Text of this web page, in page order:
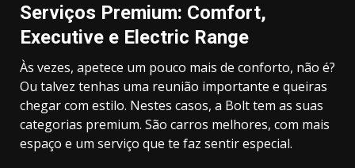
Serviços Premium: Comfort,
Executive e Electric Range
Às vezes, apetece um pouco mais de conforto, não é?
Ou talvez tenhas uma reunião importante e queiras
chegar com estilo. Nestes casos, a Bolt tem as suas
categorias premium. São carros melhores, com mais
espaço e um serviço que te faz sentir especial.